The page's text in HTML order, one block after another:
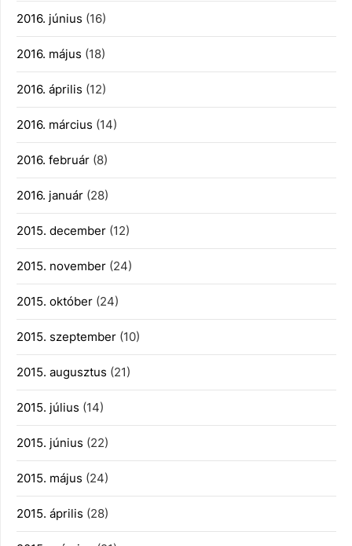
2016. június (16)
2016. május (18)
2016. április (12)
2016. március (14)
2016. február (8)
2016. január (28)
2015. december (12)
2015. november (24)
2015. október (24)
2015. szeptember (10)
2015. augusztus (21)
2015. július (14)
2015. június (22)
2015. május (24)
2015. április (28)